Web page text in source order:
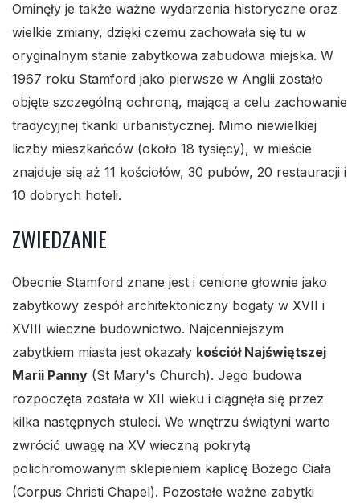
Ominęły je także ważne wydarzenia historyczne oraz
wielkie zmiany, dzięki czemu zachowała się tu w
oryginalnym stanie zabytkowa zabudowa miejska. W
1967 roku Stamford jako pierwsze w Anglii zostało
objęte szczególną ochroną, mającą a celu zachowanie
tradycyjnej tkanki urbanistycznej. Mimo niewielkiej
liczby mieszkańców (około 18 tysięcy), w mieście
znajduje się aż 11 kościołów, 30 pubów, 20 restauracji i
10 dobrych hoteli.
ZWIEDZANIE
Obecnie Stamford znane jest i cenione głownie jako
zabytkowy zespół architektoniczny bogaty w XVII i
XVIII wieczne budownictwo. Najcenniejszym
zabytkiem miasta jest okazały kościół Najświętszej
Marii Panny (St Mary's Church). Jego budowa
rozpoczęta została w XII wieku i ciągnęła się przez
kilka następnych stuleci. We wnętrzu świątyni warto
zwrócić uwagę na XV wieczną pokrytą
polichromowanym sklepieniem kaplicę Bożego Ciała
(Corpus Christi Chapel). Pozostałe ważne zabytki